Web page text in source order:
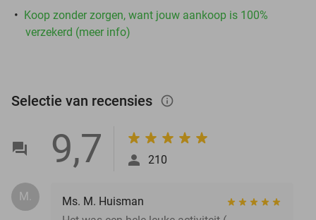
Koop zonder zorgen, want jouw aankoop is 100%
verzekerd (meer info)
Selectie van recensies info_outlined
9,7 210
M.
Ms. M. Huisman